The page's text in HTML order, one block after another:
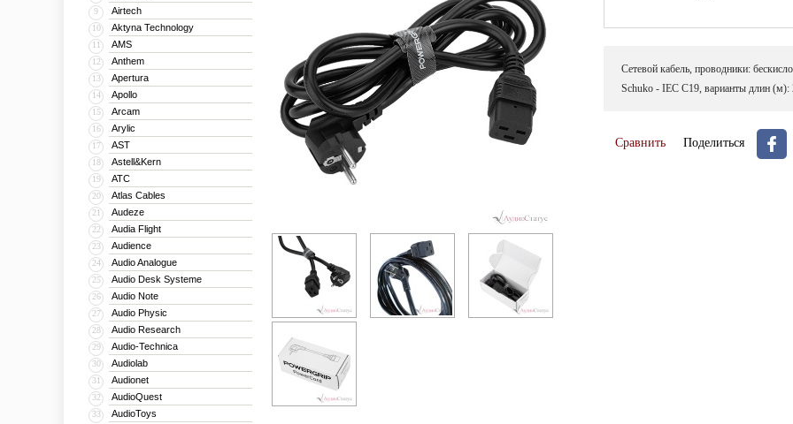
9 Airtech
10 Aktyna Technology
11 AMS
12 Anthem
13 Apertura
14 Apollo
15 Arcam
16 Arylic
17 AST
18 Astell&Kern
19 ATC
20 Atlas Cables
21 Audeze
22 Audia Flight
23 Audience
24 Audio Analogue
25 Audio Desk Systeme
26 Audio Note
27 Audio Physic
28 Audio Research
29 Audio-Technica
30 Audiolab
31 Audionet
32 AudioQuest
33 AudioToys
Сетевой кабель, проводники:
Schuko - IEC C19, варианты длин (м):
Сравнить Поделиться